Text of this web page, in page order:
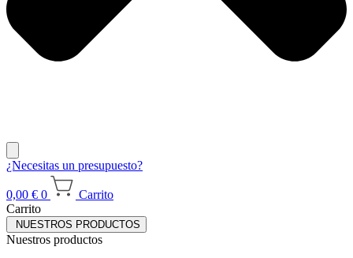
¿Necesitas un presupuesto?
0,00 € 0
Carrito
Carrito
NUESTROS PRODUCTOS
Nuestros productos